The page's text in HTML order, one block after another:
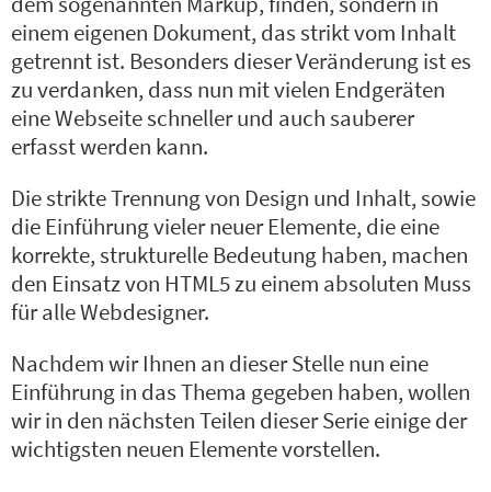
einem eigenen Dokument, das strikt vom Inhalt
getrennt ist. Besonders dieser Veränderung ist es
zu verdanken, dass nun mit vielen Endgeräten
eine Webseite schneller und auch sauberer
erfasst werden kann.
Die strikte Trennung von Design und Inhalt, sowie
die Einführung vieler neuer Elemente, die eine
korrekte, strukturelle Bedeutung haben, machen
den Einsatz von HTML5 zu einem absoluten Muss
für alle Webdesigner.
Nachdem wir Ihnen an dieser Stelle nun eine
Einführung in das Thema gegeben haben, wollen
wir in den nächsten Teilen dieser Serie einige der
wichtigsten neuen Elemente vorstellen.